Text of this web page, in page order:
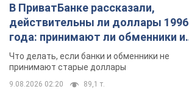
В ПриватБанке рассказали,
действительны ли доллары 1996
года: принимают ли обменники и
банки такие купюры
Что делать, если банки и обменники не
принимают старые доллары
9.08.2026 02:20 89,1 т.